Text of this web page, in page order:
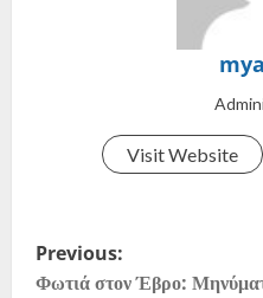
Visit Website
Previous:
Φωτιά στον Έβρο: